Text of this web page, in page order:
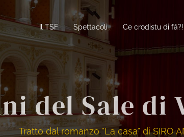
Il TSF Spettacoli Ce crodistu di fâ?!
del Sale di
Tratto dal romanzo "La casa" di SIRO